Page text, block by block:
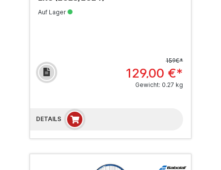
Auf Lager
159€*
129,00 €*
Gewicht: 0.27 kg
DETAILS